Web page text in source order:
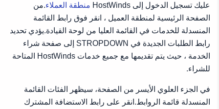
عليك تسجيل الدخول إلى HostWinds
منطقة العملاء.من
الصفحة الرئيسية لمنطقة العميل ، انقر فوق رابط القائمة
المنسدلة للخدمات في القائمة العليا من لوحة القيادة.يؤدي تحديد
رابط الطلبات الجديدة في STROPDOWN إلى صفحة شراء
الخدمة ، حيث يتم تقديمها مع جميع خدمات HostWinds المتاحة
للشراء.
في الجزء العلوي الأيسر من الصفحة، سيظهر الفئات القائمة
المنسدلة قائمة الروابط.انقر على رابط الاستضافة المشترك